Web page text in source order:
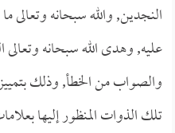
النجدين, والله سبحانه وتعالى
عليه, وهدى الله سبحانه وتعالى
والصواب من الخطأ, وذلك
تلك الذوات المنظور إليها